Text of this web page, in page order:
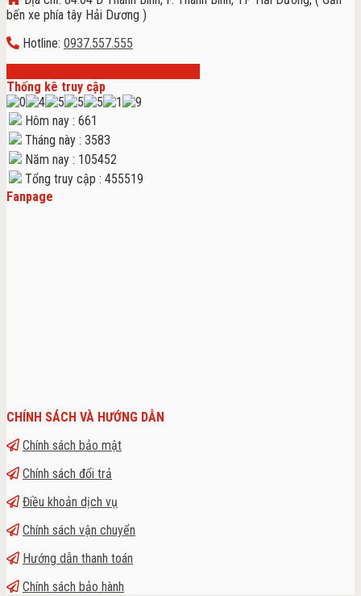
bến xe phía tây Hải Dương )
Hotline: 0937.557.555
Thống kê truy cập
Hôm nay : 661
Tháng này : 3583
Năm nay : 105452
Tổng truy cập : 455519
Fanpage
CHÍNH SÁCH VÀ HƯỚNG DẪN
Chính sách bảo mật
Chính sách đổi trả
Điều khoản dịch vụ
Chính sách vận chuyển
Hướng dẫn thanh toán
Chính sách bảo hành